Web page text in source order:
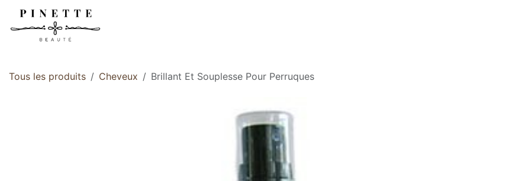
Se rendre au contenu
Tous les produits Cheveux Brillant Et Souplesse Pour Perruques